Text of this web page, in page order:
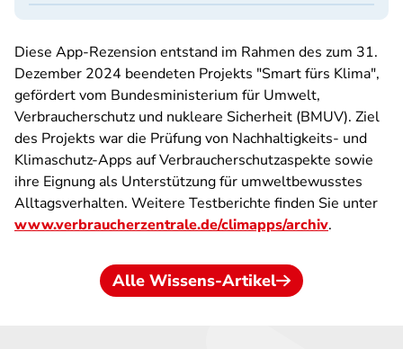
Diese App-Rezension entstand im Rahmen des zum 31.
Dezember 2024 beendeten Projekts "Smart fürs Klima",
gefördert vom Bundesministerium für Umwelt,
Verbraucherschutz und nukleare Sicherheit (BMUV). Ziel
des Projekts war die Prüfung von Nachhaltigkeits- und
Klimaschutz-Apps auf Verbraucherschutzaspekte sowie
ihre Eignung als Unterstützung für umweltbewusstes
Alltagsverhalten. Weitere Testberichte finden Sie unter
www.verbraucherzentrale.de/climapps/archiv.
Alle Wissens-Artikel